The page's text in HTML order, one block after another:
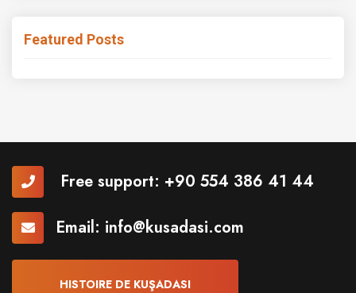
Featured Posts
Free support: +90 554 386 41 44
Email: info@kusadasi.com
HISTOIRE DE KUŞADASI